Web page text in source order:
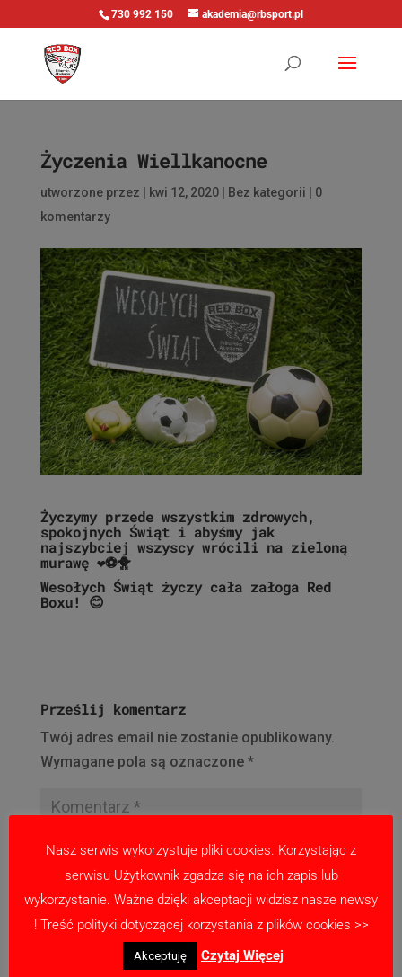
730 992 150 akademia@rbsport.pl
Życzenia Wiellkanocne
utworzone przez kwi 12, 2020| Bez kategorii
0
komentarzy
Życzymy przede wszystkim zdrowych,
spokojnych Świąt i abyśmy jak
najszybciej wszyscy wrócili na zieloną
murawę ❤️⚽️🐥
Wesołych Świąt życzy cała załoga Red
Boxu! 😊
Prześlij komentarz
Twój adres email nie zostanie opublikowany.
Wymagane pola są oznaczone *
Nasz serwis wykorzystuje pliki cookies. Korzystając z
serwisu Użytkownik zgadza się na ich zapis lub
wykorzystanie. Ważne dzięki akceptacji widzisz nasze newsy
! Treść polityki dotyczącej korzystania z plików cookies >>
Akceptuję Czytaj Więcej